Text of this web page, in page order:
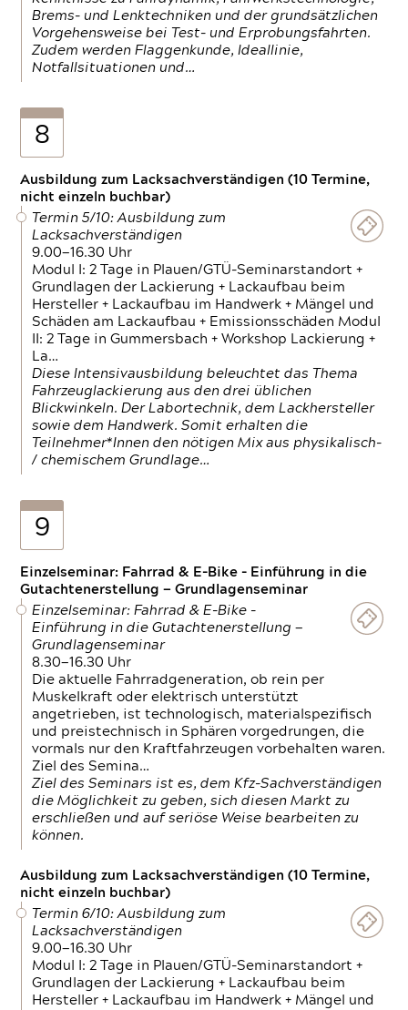
Brems- und Lenktechniken und der grundsätzlichen
Vorgehensweise bei Test- und Erprobungsfahrten.
Zudem werden Flaggenkunde, Ideallinie,
Notfallsituationen und…
8
Ausbildung zum Lacksachverständigen (10 Termine,
nicht einzeln buchbar)
Termin 5/10: Ausbildung zum
Lacksachverständigen
9.00—16.30 Uhr
Modul I: 2 Tage in Plauen/GTÜ-Seminarstandort +
Grundlagen der Lackierung + Lackaufbau beim
Hersteller + Lackaufbau im Handwerk + Mängel und
Schäden am Lackaufbau + Emissionsschäden Modul
II: 2 Tage in Gummersbach + Workshop Lackierung +
La…
Diese Intensivausbildung beleuchtet das Thema
Fahrzeuglackierung aus den drei üblichen
Blickwinkeln. Der Labortechnik, dem Lackhersteller
sowie dem Handwerk. Somit erhalten die
Teilnehmer*Innen den nötigen Mix aus physikalisch-
/ chemischem Grundlage…
9
Einzelseminar: Fahrrad & E-Bike - Einführung in die
Gutachtenerstellung — Grundlagenseminar
Einzelseminar: Fahrrad & E-Bike -
Einführung in die Gutachtenerstellung —
Grundlagenseminar
8.30—16.30 Uhr
Die aktuelle Fahrradgeneration, ob rein per
Muskelkraft oder elektrisch unterstützt
angetrieben, ist technologisch, materialspezifisch
und preistechnisch in Sphären vorgedrungen, die
vormals nur den Kraftfahrzeugen vorbehalten waren.
Ziel des Semina…
Ziel des Seminars ist es, dem Kfz-Sachverständigen
die Möglichkeit zu geben, sich diesen Markt zu
erschließen und auf seriöse Weise bearbeiten zu
können.
Ausbildung zum Lacksachverständigen (10 Termine,
nicht einzeln buchbar)
Termin 6/10: Ausbildung zum
Lacksachverständigen
9.00—16.30 Uhr
Modul I: 2 Tage in Plauen/GTÜ-Seminarstandort +
Grundlagen der Lackierung + Lackaufbau beim
Hersteller + Lackaufbau im Handwerk + Mängel und